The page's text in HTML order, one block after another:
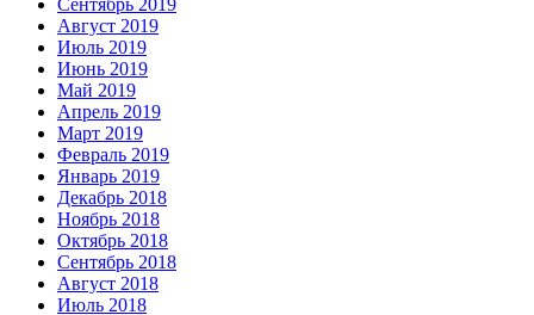
Сентябрь 2019
Август 2019
Июль 2019
Июнь 2019
Май 2019
Апрель 2019
Март 2019
Февраль 2019
Январь 2019
Декабрь 2018
Ноябрь 2018
Октябрь 2018
Сентябрь 2018
Август 2018
Июль 2018